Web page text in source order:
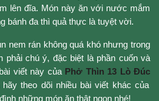
lên đĩa. Món này ăn với nước mắm
bánh đa thì quả thực là tuyệt vời.
nem rán không quá khó nhưng trong
phải chú ý, đặc biệt là phần cuốn và
viết này của Phở Thìn 13 Lò Đúc
theo dõi nhiều bài viết khác của
những món ăn thật ngon nhé!